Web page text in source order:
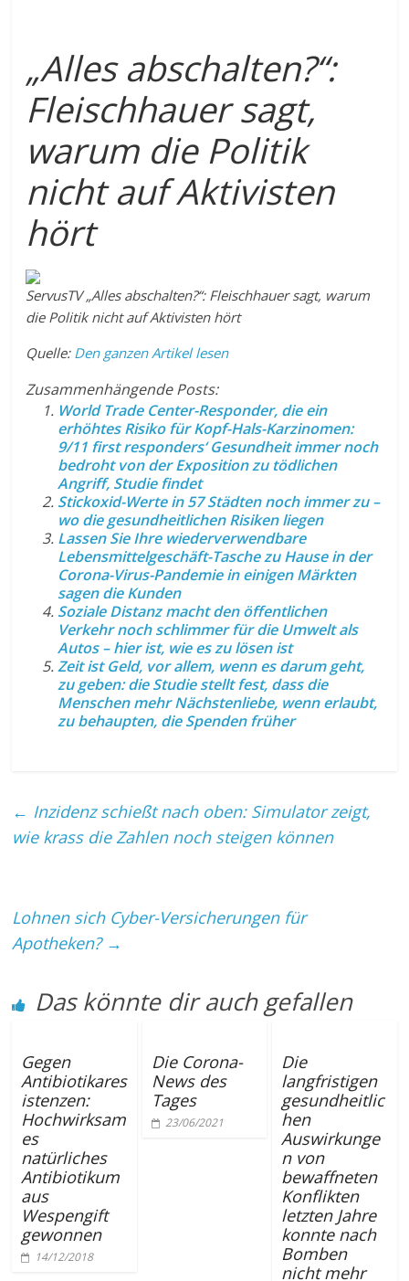
„Alles abschalten?“:
Fleischhauer sagt,
warum die Politik
nicht auf Aktivisten
hört
ServusTV „Alles abschalten?“: Fleischhauer sagt, warum
die Politik nicht auf Aktivisten hört
Quelle: Den ganzen Artikel lesen
Zusammenhängende Posts:
World Trade Center-Responder, die ein
erhöhtes Risiko für Kopf-Hals-Karzinomen:
9/11 first responders‘ Gesundheit immer noch
bedroht von der Exposition zu tödlichen
Angriff, Studie findet
Stickoxid-Werte in 57 Städten noch immer zu –
wo die gesundheitlichen Risiken liegen
Lassen Sie Ihre wiederverwendbare
Lebensmittelgeschäft-Tasche zu Hause in der
Corona-Virus-Pandemie in einigen Märkten
sagen die Kunden
Soziale Distanz macht den öffentlichen
Verkehr noch schlimmer für die Umwelt als
Autos – hier ist, wie es zu lösen ist
Zeit ist Geld, vor allem, wenn es darum geht,
zu geben: die Studie stellt fest, dass die
Menschen mehr Nächstenliebe, wenn erlaubt,
zu behaupten, die Spenden früher
← Inzidenz schießt nach oben: Simulator zeigt,
wie krass die Zahlen noch steigen können
Lohnen sich Cyber-Versicherungen für
Apotheken? →
Das könnte dir auch gefallen
Gegen
Antibiotikares
istenzen:
Hochwirksam
es
natürliches
Antibiotikum
aus
Wespengift
gewonnen
14/12/2018
Die Corona-
News des
Tages
23/06/2021
Die
langfristigen
gesundheitlic
hen
Auswirkunge
n von
bewaffneten
Konflikten
letzten Jahre
konnte nach
Bomben
nicht mehr